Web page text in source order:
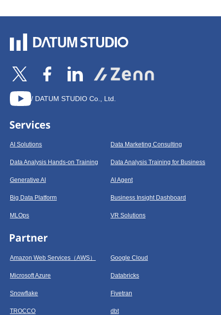
/ DATUM STUDIO Co., Ltd.
AI Solutions Data Marketing Consulting
Data Analysis Hands-on Training Data Analysis Training for Business
Generative AI AI Agent
Big Data Platform Business Insight Dashboard
MLOps VR Solutions
Amazon Web Services（AWS） Google Cloud
Microsoft Azure Databricks
Snowflake Fivetran
TROCCO dbt